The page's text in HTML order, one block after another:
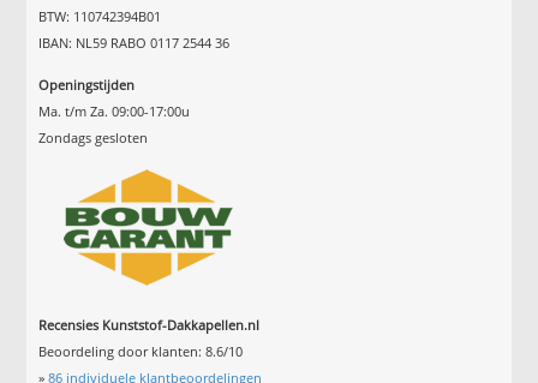
BTW: 110742394B01
IBAN: NL59 RABO 0117 2544 36
Openingstijden
Ma. t/m Za. 09:00-17:00u
Zondags gesloten
Recensies Kunststof-Dakkapellen.nl
Beoordeling door klanten:8.6/10
»86 individuele klantbeoordelingen